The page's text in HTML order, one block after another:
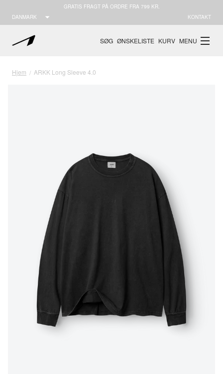
DANMARK
GRATIS FRAGT PÅ ORDRE FRA 799 KR.
KONTAKT
SØG ØNSKELISTE KURV MENU
Hjem / ARKK Long Sleeve 4.0